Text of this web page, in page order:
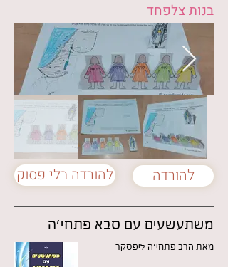
בנות צלפחד
להורדה בלי פסוק להורדה
משתעשעים עם סבא פתחי'ה
מאת הרב פתחי'ה ליפסקר